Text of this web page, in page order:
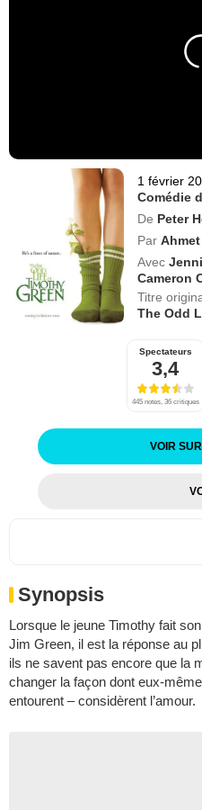
1 février
Comédie
De Peter
Par
Avec
Cameron
Titre
The Odd
Spectateurs
3,4
445 notes, 36 critiques
VOIR
Synopsis
Lorsque le jeune Timothy fait
Jim Green, il est la réponse au
ils ne savent pas encore que la
changer la façon dont eux-
entourent – considèrent l’amour.